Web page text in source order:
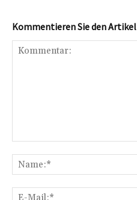
Kommentieren Sie den Artikel